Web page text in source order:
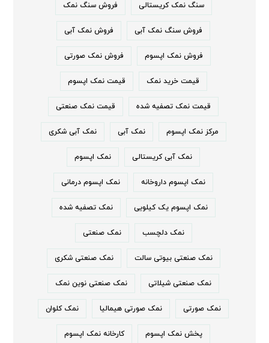
سنگ نمک کریستالی فروش سنگ نمک
فروش سنگ نمک آبی فروش نمک آبی
فروش نمک اپسوم فروش نمک صورتی
قیمت خرید نمک قیمت نمک اپسوم
قیمت نمک تصفیه شده قیمت نمک صنعتی
مرکز نمک اپسوم نمک آبی نمک آبی شکری
نمک آبی کریستالی نمک اپسوم
نمک اپسوم داروخانه نمک اپسوم درمانی
نمک اپسوم یک کیلویی نمک تصفیه شده
نمک دلچسب نمک صنعتی
نمک صنعتی بیوتی سالت نمک صنعتی شکری
نمک صنعتی شیلاتی نمک صنعتی نوین نمک
نمک صورتی نمک صورتی هیمالیا نمک کلوان
پخش نمک اپسوم کارخانه نمک اپسوم